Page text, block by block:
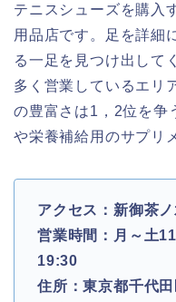
テニスシューズを購入
用品店です。足を詳細
る一足を見つけ出して
多く営業しているエリ
の豊富さは1，2位を争
や栄養補給用のサプリ
アクセス：新御茶
営業時間：月～土
19:30
住所：東京都千代